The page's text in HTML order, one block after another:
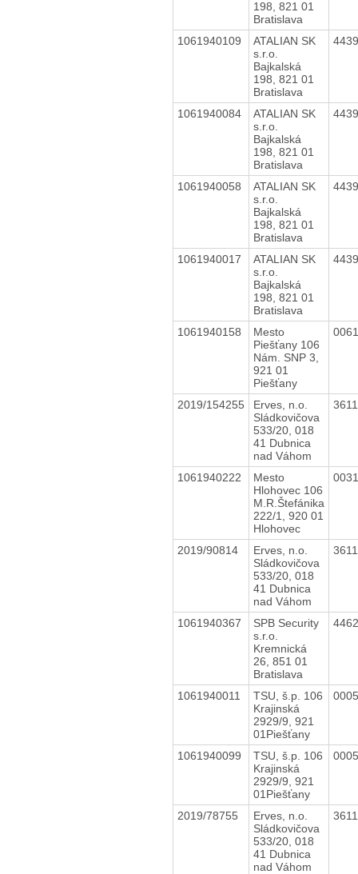
198, 821 01
Bratislava
1061940109
ATALIAN SK
s.r.o.
Bajkalská
198, 821 01
Bratislava
1061940084
ATALIAN SK
s.r.o.
Bajkalská
198, 821 01
Bratislava
1061940058
ATALIAN SK
s.r.o.
Bajkalská
198, 821 01
Bratislava
1061940017
ATALIAN SK
s.r.o.
Bajkalská
198, 821 01
Bratislava
1061940158
Mesto
Piešťany 106
Nám. SNP 3,
921 01
Piešťany
2019/154255
Erves, n.o.
Sládkovičova
533/20, 018
41 Dubnica
nad Váhom
1061940222
Mesto
Hlohovec 106
M.R.Štefánika
222/1, 920 01
Hlohovec
2019/90814
Erves, n.o.
Sládkovičova
533/20, 018
41 Dubnica
nad Váhom
1061940367
SPB Security
s.r.o.
Kremnická
26, 851 01
Bratislava
1061940011
TSU, š.p. 106
Krajinská
2929/9, 921
01Piešťany
1061940099
TSU, š.p. 106
Krajinská
2929/9, 921
01Piešťany
2019/78755
Erves, n.o.
Sládkovičova
533/20, 018
41 Dubnica
nad Váhom